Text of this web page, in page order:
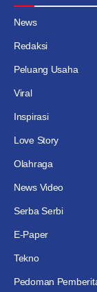
News
Redaksi
Peluang Usaha
Viral
Inspirasi
Love Story
Olahraga
News Video
Serba Serbi
E-Paper
Tekno
Pedoman